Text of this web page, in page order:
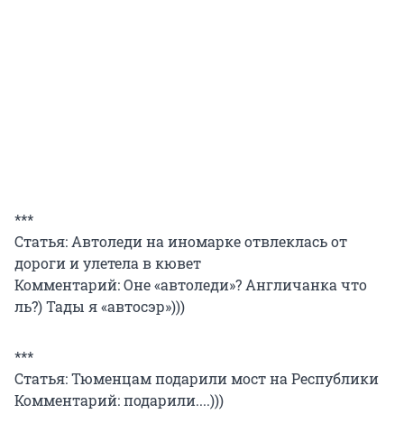
***
Статья: Автоледи на иномарке отвлеклась от
дороги и улетела в кювет
Комментарий: Оне «автоледи»? Англичанка что
ль?) Тады я «автосэр»)))
***
Статья: Тюменцам подарили мост на Республики
Комментарий: подарили....)))